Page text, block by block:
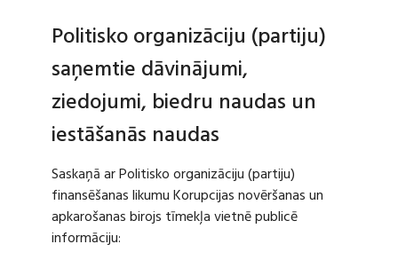
Politisko organizāciju (partiju)
saņemtie dāvinājumi,
ziedojumi, biedru naudas un
iestāšanās naudas
Saskaņā ar Politisko organizāciju (partiju)
finansēšanas likumu Korupcijas novēršanas un
apkarošanas birojs tīmekļa vietnē publicē
informāciju: